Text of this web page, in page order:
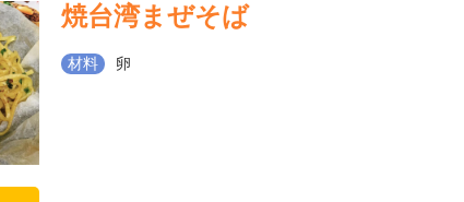
焼台湾まぜそば
材料 卵